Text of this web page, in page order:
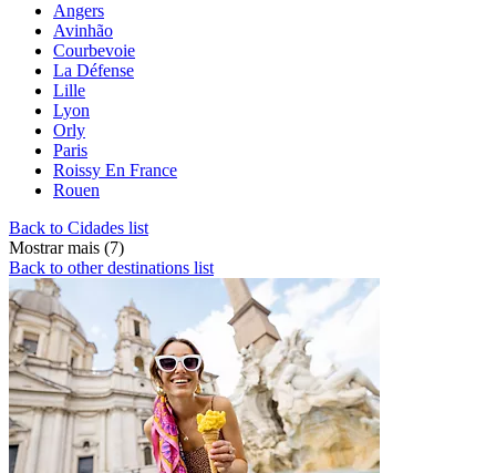
Angers
Avinhão
Courbevoie
La Défense
Lille
Lyon
Orly
Paris
Roissy En France
Rouen
Back to Cidades list
Mostrar mais (7)
Back to other destinations list